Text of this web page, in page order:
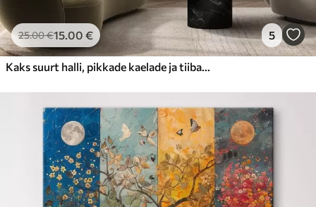
25.00€15.00 € 5
Kaks suurt halli, pikkade kaelade ja tiibadega kraanat, mis seisavad puudest ümbritsetud udujärves